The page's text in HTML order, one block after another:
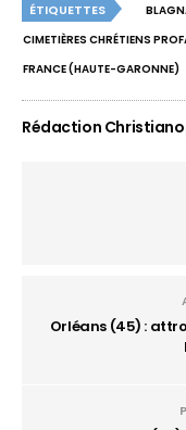
ÉTIQUETTES
CIMETIÈRES CHRÉTIENS
FRANCE (HAUTE-GARONNE)
Rédaction
Orléans (45) :